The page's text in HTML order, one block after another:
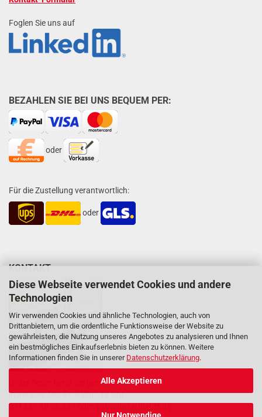
Diese Webseite verwendet Cookies und andere
Technologien
Wir verwenden Cookies und ähnliche Technologien, auch von
Drittanbietern, um die ordentliche Funktionsweise der Website zu
gewährleisten, die Nutzung unseres Angebotes zu analysieren und Ihnen
ein bestmögliches Einkaufserlebnis bieten zu können. Weitere
Informationen finden Sie in unserer Datenschutzerklärung.
Alle Akzeptieren
Foglen Sie uns auf
BEZAHLEN SIE BEI UNS BEQUEM PER:
oder
Für die Zustellung verantwortlich:
oder
KONTAKT
Unser Team berät Sie gern
in der Zeit: Mo.-Fr. 8 Uhr - 17 Uhr
04133 / 20 22 537 oderinfo@hazardlabel.de